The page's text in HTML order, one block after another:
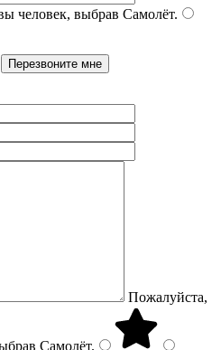
человек, выбрав Самолёт.
Пожалуйста,
Самолёт.